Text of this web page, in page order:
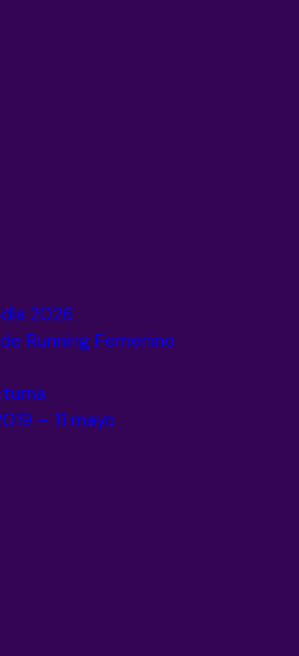
2026
Running Femenino
– 11 mayo